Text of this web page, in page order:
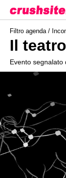
Filtro agenda /
Il
Evento segnalato